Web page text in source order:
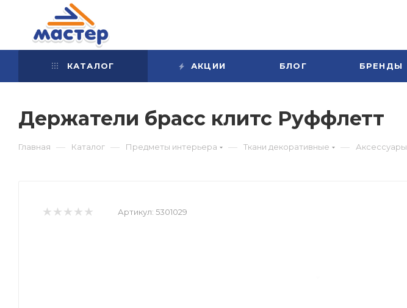
КАТАЛОГ АКЦИИ БЛОГ БРЕНДЫ
Держатели брасс клитс Руффлетт
Главная — Каталог — Предметы интерьера — Ткани декоративные — Аксессуары
Артикул: 5301029